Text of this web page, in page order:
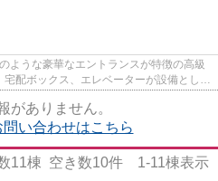
ような豪華なエントランスが特徴の高級
配ボックス、エレベーターが設備として
がありません。
い合わせはこちら
11棟 空き数10件 1-11棟表示